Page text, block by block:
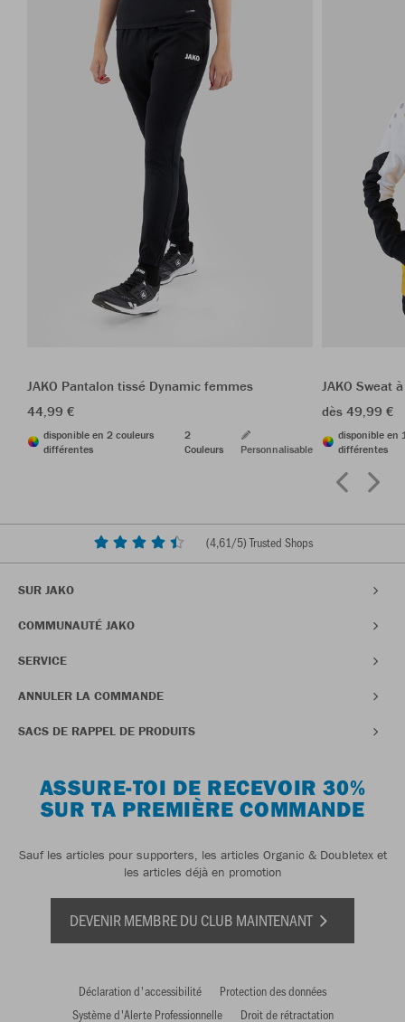
JAKO Pantalon tissé Dynamic femmes
44,99 €
disponible en 2 couleurs
différentes
2
Couleurs
Personnalisable
JAKO Sweat
dès 49,99 €
disponible en
différentes
(4,61/5) Trusted Shops
SUR JAKO
COMMUNAUTÉ JAKO
SERVICE
ANNULER LA COMMANDE
SACS DE RAPPEL DE PRODUITS
ASSURE-TOI DE RECEVOIR 30%
SUR TA PREMIÈRE COMMANDE
Sauf les articles pour supporters, les articles Organic & Doubletex et
les articles déjà en promotion
DEVENIR MEMBRE DU CLUB MAINTENANT
Déclaration d'accessibilité
Protection des données
Système d'Alerte Professionnelle
Droit de rétractation